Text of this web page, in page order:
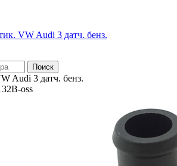
VW Audi 3 датч. бенз.
Audi 3 датч. бенз.
oss